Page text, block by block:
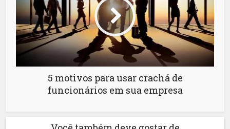
5 motivos para usar crachá de
funcionários em sua empresa